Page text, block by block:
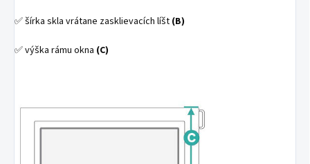
✅ šírka skla vrátane zasklievacích líšt (B)
✅ výška rámu okna (C)